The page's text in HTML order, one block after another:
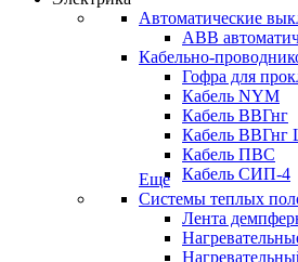
Автоматические
ABB
Кабельно-
Гофра для
Кабель NYM
Кабель ВВГнг
Кабель ВВГнг
Кабель ПВС
Кабель СИП-4
Еще
Системы теплых
Лента